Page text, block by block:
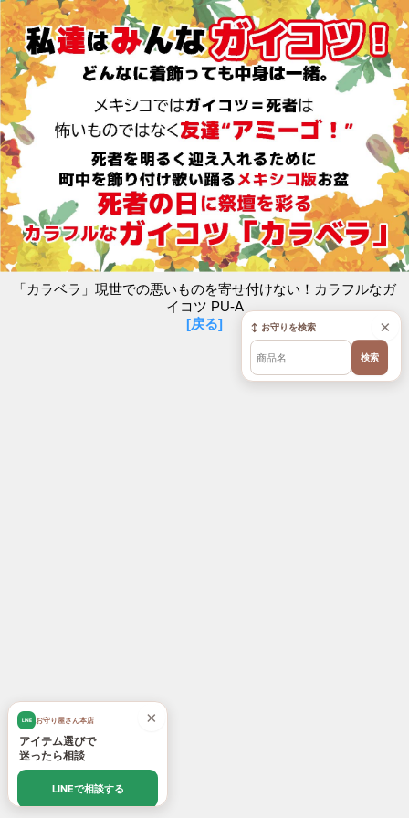
「カラベラ」現世での悪いものを寄せ付けない！カラフルなガ
イコツ PU-A
[戻る]
×
LINE お守り屋さん本店
アイテム選びで
迷ったら相談
LINEで相談する
×
↕ お守りを検索
検索